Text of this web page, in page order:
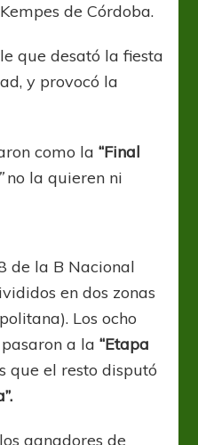
de Córdoba.
que desató la fiesta
y provocó la
como la“Final
no la quieren ni
de la B Nacional
en dos zonas
Los ocho
pasaron a la“Etapa
que el resto disputó
ganadores de